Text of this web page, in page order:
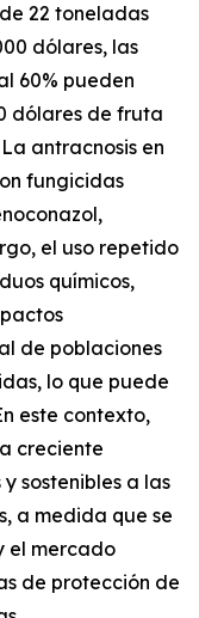
22 toneladas
dólares, las
60% pueden
dólares de fruta
antracnosis en
fungicidas
el uso repetido
químicos,
de poblaciones
lo que puede
este contexto,
creciente
sostenibles a las
a medida que se
el mercado
de protección de